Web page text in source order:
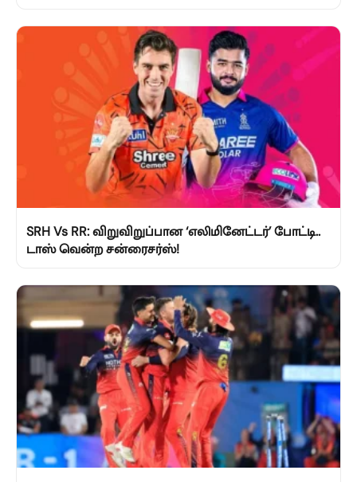
SRH Vs RR: விறுவிறுப்பான ‘எலிமினேட்டர்’ போட்டி..
டாஸ் வென்ற சன்ரைசர்ஸ்!